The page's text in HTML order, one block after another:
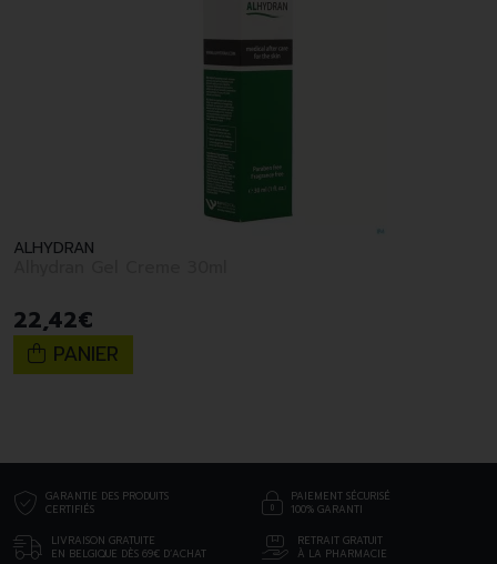
ALHYDRAN
22,42€
PANIER
GARANTIE DES PRODUITS
CERTIFIÉS
PAIEMENT SÉCURISÉ
100% GARANTI
LIVRAISON GRATUITE
EN BELGIQUE DÈS 69€ D’ACHAT
RETRAIT GRATUIT
À LA PHARMACIE